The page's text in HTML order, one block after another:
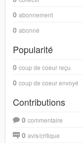
0 abonnement
0 abonné
Popularité
0 coup de coeur reçu
0 coup de coeur envoyé
Contributions
0 commentaire
0 avis/critique